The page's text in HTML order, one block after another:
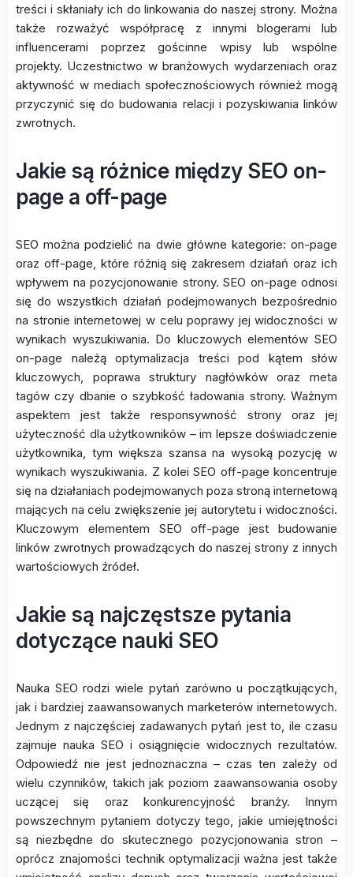
treści i skłaniały ich do linkowania do naszej strony. Można
także rozważyć współpracę z innymi blogerami lub
influencerami poprzez gościnne wpisy lub wspólne
projekty. Uczestnictwo w branżowych wydarzeniach oraz
aktywność w mediach społecznościowych również mogą
przyczynić się do budowania relacji i pozyskiwania linków
zwrotnych.
Jakie są różnice między SEO on-
page a off-page
SEO można podzielić na dwie główne kategorie: on-page
oraz off-page, które różnią się zakresem działań oraz ich
wpływem na pozycjonowanie strony. SEO on-page odnosi
się do wszystkich działań podejmowanych bezpośrednio
na stronie internetowej w celu poprawy jej widoczności w
wynikach wyszukiwania. Do kluczowych elementów SEO
on-page należą optymalizacja treści pod kątem słów
kluczowych, poprawa struktury nagłówków oraz meta
tagów czy dbanie o szybkość ładowania strony. Ważnym
aspektem jest także responsywność strony oraz jej
użyteczność dla użytkowników – im lepsze doświadczenie
użytkownika, tym większa szansa na wysoką pozycję w
wynikach wyszukiwania. Z kolei SEO off-page koncentruje
się na działaniach podejmowanych poza stroną internetową
mających na celu zwiększenie jej autorytetu i widoczności.
Kluczowym elementem SEO off-page jest budowanie
linków zwrotnych prowadzących do naszej strony z innych
wartościowych źródeł.
Jakie są najczęstsze pytania
dotyczące nauki SEO
Nauka SEO rodzi wiele pytań zarówno u początkujących,
jak i bardziej zaawansowanych marketerów internetowych.
Jednym z najczęściej zadawanych pytań jest to, ile czasu
zajmuje nauka SEO i osiągnięcie widocznych rezultatów.
Odpowiedź nie jest jednoznaczna – czas ten zależy od
wielu czynników, takich jak poziom zaawansowania osoby
uczącej się oraz konkurencyjność branży. Innym
powszechnym pytaniem dotyczy tego, jakie umiejętności
są niezbędne do skutecznego pozycjonowania stron –
oprócz znajomości technik optymalizacji ważna jest także